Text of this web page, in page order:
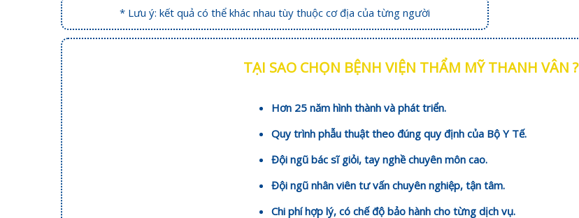
* Lưu ý: kết quả có thể khác nhau tùy thuộc cơ địa của từng người
TẠI SAO CHỌN BỆNH VIỆN THẨM MỸ THANH VÂN ?
Hơn 25 năm hình thành và phát triển.
Quy trình phẫu thuật theo đúng quy định của Bộ Y Tế.
Đội ngũ bác sĩ giỏi, tay nghề chuyên môn cao.
Đội ngũ nhân viên tư vấn chuyên nghiệp, tận tâm.
Chi phí hợp lý, có chế độ bảo hành cho từng dịch vụ.